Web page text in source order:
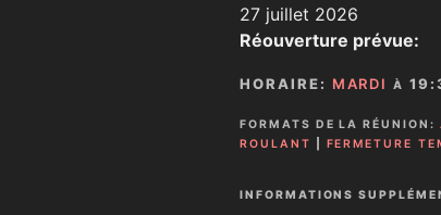
27 juillet 2026
Réouverture prévue:
HORAIRE: MARDI À
FORMATS DE LA RÉUNION:
ROULANT
FERMETURE
INFORMATIONS